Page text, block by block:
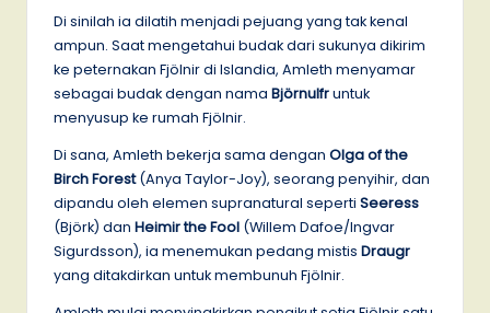
Di sinilah ia dilatih menjadi pejuang yang tak kenal
ampun. Saat mengetahui budak dari sukunya dikirim
ke peternakan Fjölnir di Islandia, Amleth menyamar
sebagai budak dengan nama Björnulfruntuk
menyusup ke rumah Fjölnir.
Di sana, Amleth bekerja sama dengan Olga of the
Birch Forest(Anya Taylor-Joy), seorang penyihir, dan
dipandu oleh elemen supranatural seperti Seeress
(Björk) dan Heimir the Fool (Willem Dafoe/Ingvar
Sigurdsson), ia menemukan pedang mistis Draugr
yang ditakdirkan untuk membunuh Fjölnir.